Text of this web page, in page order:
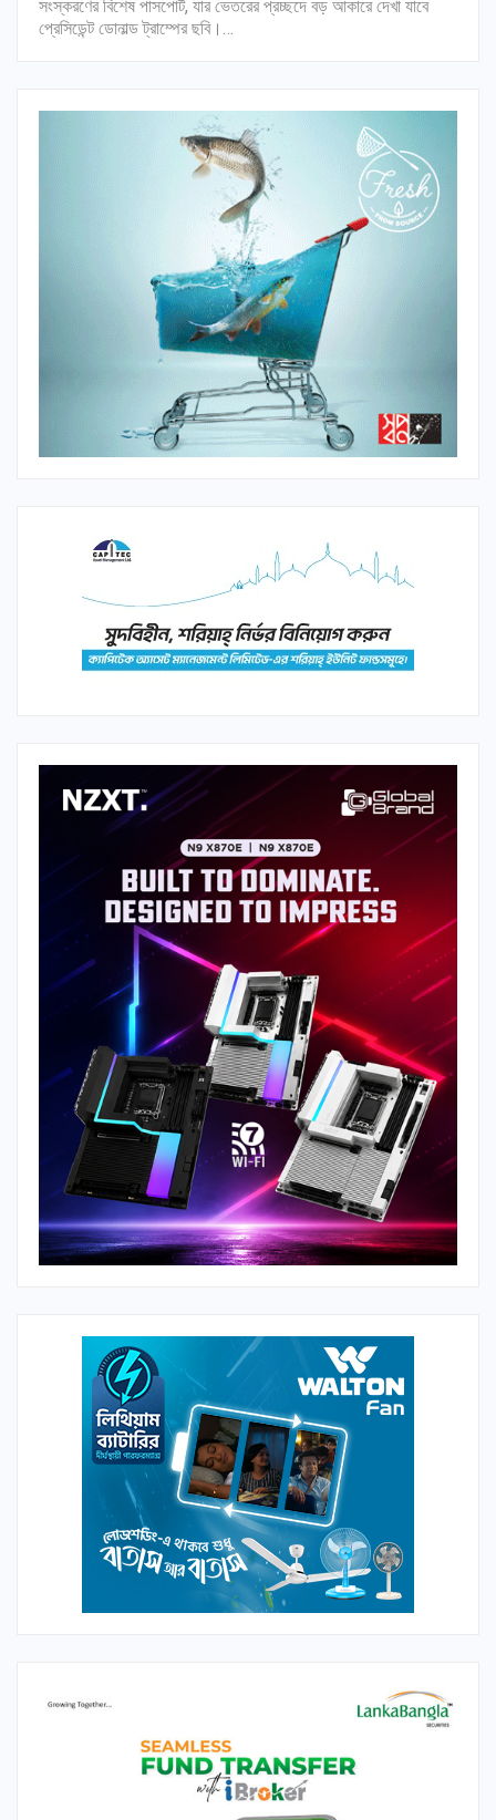
সংস্করণের বিশেষ পাসপোর্ট, যার ভেতরের প্রচ্ছদে বড় আকারে দেখা যাবে
প্রেসিডেন্ট ডোনাল্ড ট্রাম্পের ছবি।…